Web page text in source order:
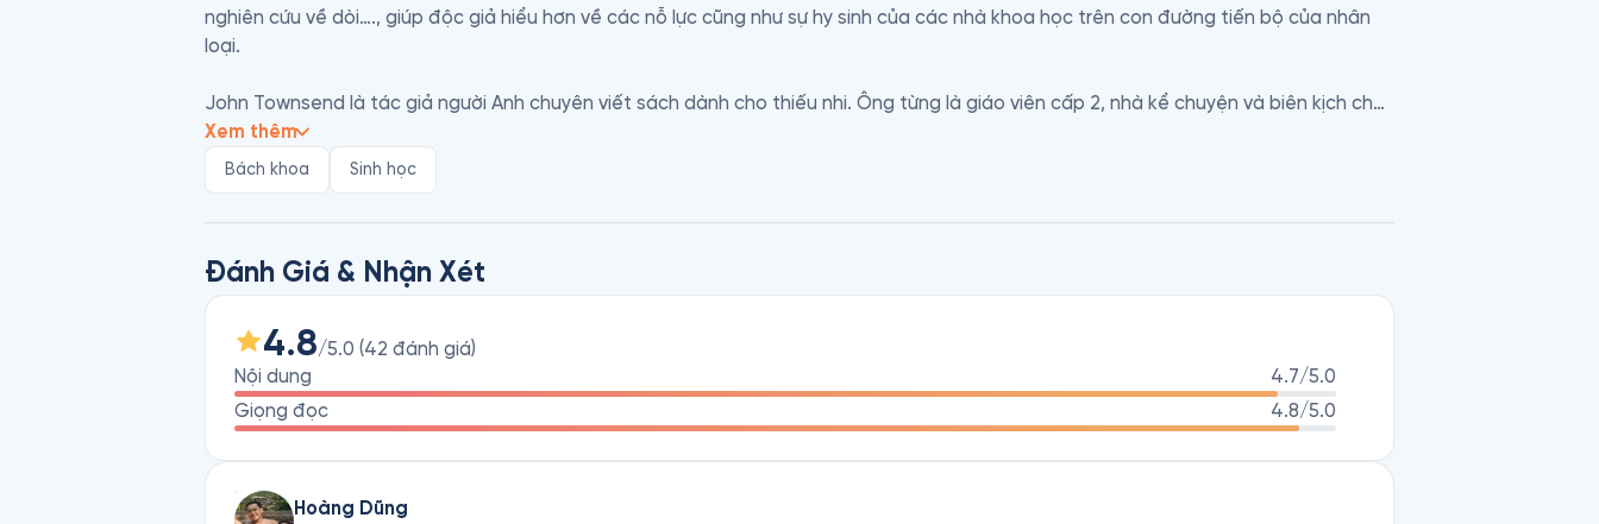
nghiên cứu về dòi…., giúp độc giả hiểu hơn về các nỗ lực cũng như sự hy sinh của các nhà khoa học trên con đường tiến bộ của nhân
loại.
John Townsend là tác giả người Anh chuyên viết sách dành cho thiếu nhi. Ông từng là giáo viên cấp 2, nhà kể chuyện và biên kịch cho
các trường tiểu học, trước khi chuyển hẳn sang nghiệp viết lách. Một số tác phẩm của ông gồm Những Phát Minh Kỳ Quặc, Hóa Học
Phát Cuồng, Vật Lý Ngớ Ngẩn…
Xem thêm
Bách khoa Sinh học
Đánh Giá & Nhận Xét
4.8/5.0 (42 đánh giá)
Nội dung
4.7/5.0
Giọng đọc
4.8/5.0
Hoàng Dũng